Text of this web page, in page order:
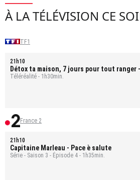
À LA TÉLÉVISION CE
TF1
21h10
Détox ta maison, 7 jours pour tout ranger
Bastien
Téléréalité - 1h30min.
France 2
21h10
Capitaine Marleau - Pace è salute
Série - Saison 3 - Épisode 4 - 1h35min.